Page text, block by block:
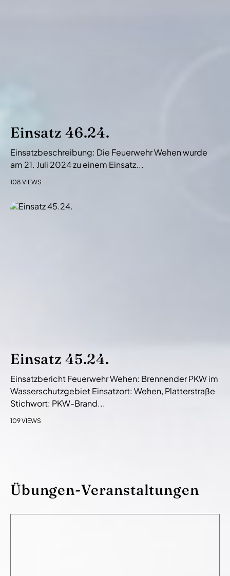
Einsatz 46.24.
Einsatzbeschreibung: Die Feuerwehr Wehen wurde
am 21. Juli 2024 zu einem Einsatz...
108 VIEWS
Einsatz 45.24.
Einsatzbericht Feuerwehr Wehen: Brennender PKW im
Wasserschutzgebiet Einsatzort: Wehen, Platterstraße
Stichwort: PKW-Brand...
109 VIEWS
Übungen-Veranstaltungen